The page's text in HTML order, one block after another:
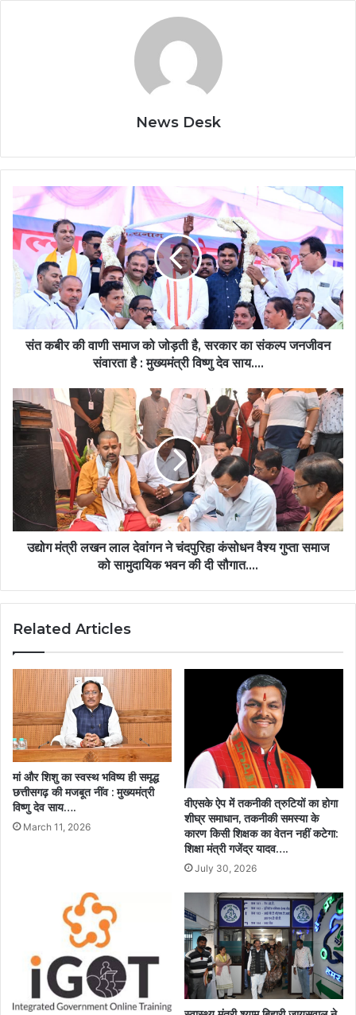
News Desk
कबीर
की
वाणी
समाज
को
जोड़ती
सरकार
है
:
मुख्यमंत्री
विष्णु
संत कबीर की वाणी समाज को जोड़ती है, सरकार का संकल्प जनजीवन
संवारता है : मुख्यमंत्री विष्णु देव साय….
मंत्री
लखन
लाल
चंदपुरिहा
कंसोधन
वैश्य
गुप्ता
की
उद्योग मंत्री लखन लाल देवांगन ने चंदपुरिहा कंसोधन वैश्य गुप्ता समाज
को सामुदायिक भवन की दी सौगात….
Related Articles
मां और शिशु का स्वस्थ भविष्य ही समृद्ध
छत्तीसगढ़ की मजबूत नींव : मुख्यमंत्री
विष्णु देव साय….
March 11, 2026
वीएसके ऐप में तकनीकी त्रुटियों का होगा
शीघ्र समाधान, तकनीकी समस्या के
कारण किसी शिक्षक का वेतन नहीं कटेगा:
शिक्षा मंत्री गजेंद्र यादव….
July 30, 2026